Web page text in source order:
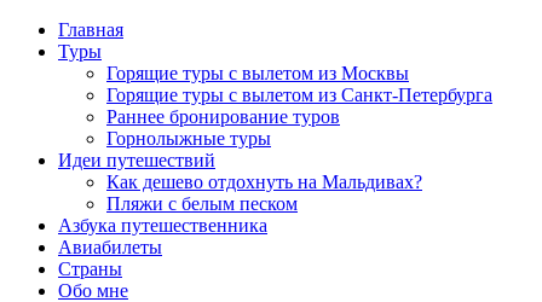
Главная
Туры
Горящие туры с вылетом из Москвы
Горящие туры с вылетом из Санкт-Петербурга
Раннее бронирование туров
Горнолыжные туры
Идеи путешествий
Как дешево отдохнуть на Мальдивах?
Пляжи с белым песком
Азбука путешественника
Авиабилеты
Страны
Обо мне